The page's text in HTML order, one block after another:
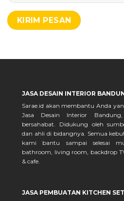
JASA DESAIN INTERIOR
Sarae.id akan membantu Anda
Jasa Desain Interior
bersahabat. Didukung oleh
dan ahli di bidangnya. Semua
kami bantu sampai selesai
bathroom, living room, backdrop
& cafe.
JASA PEMBUATAN KITCHEN SET